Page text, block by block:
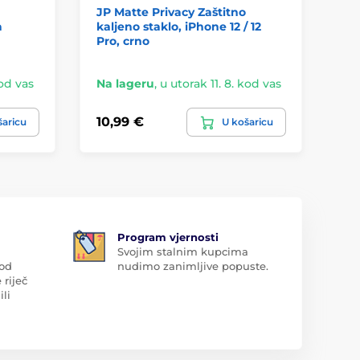
vas
JP Matte Privacy Zaštitno
kaljeno staklo, iPhone 12 / 12
Pro, crno
Na lageru, u utorak 11. 8. kod vas
10,99 € U košaricu
riječ
Program vjernosti
Svojim stalnim kupcima
nudimo zanimljive popuste.